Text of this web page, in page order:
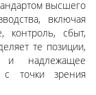
высшего
включая
контроль, сбыт,
те позиции,
и надлежащее
с точки зрения